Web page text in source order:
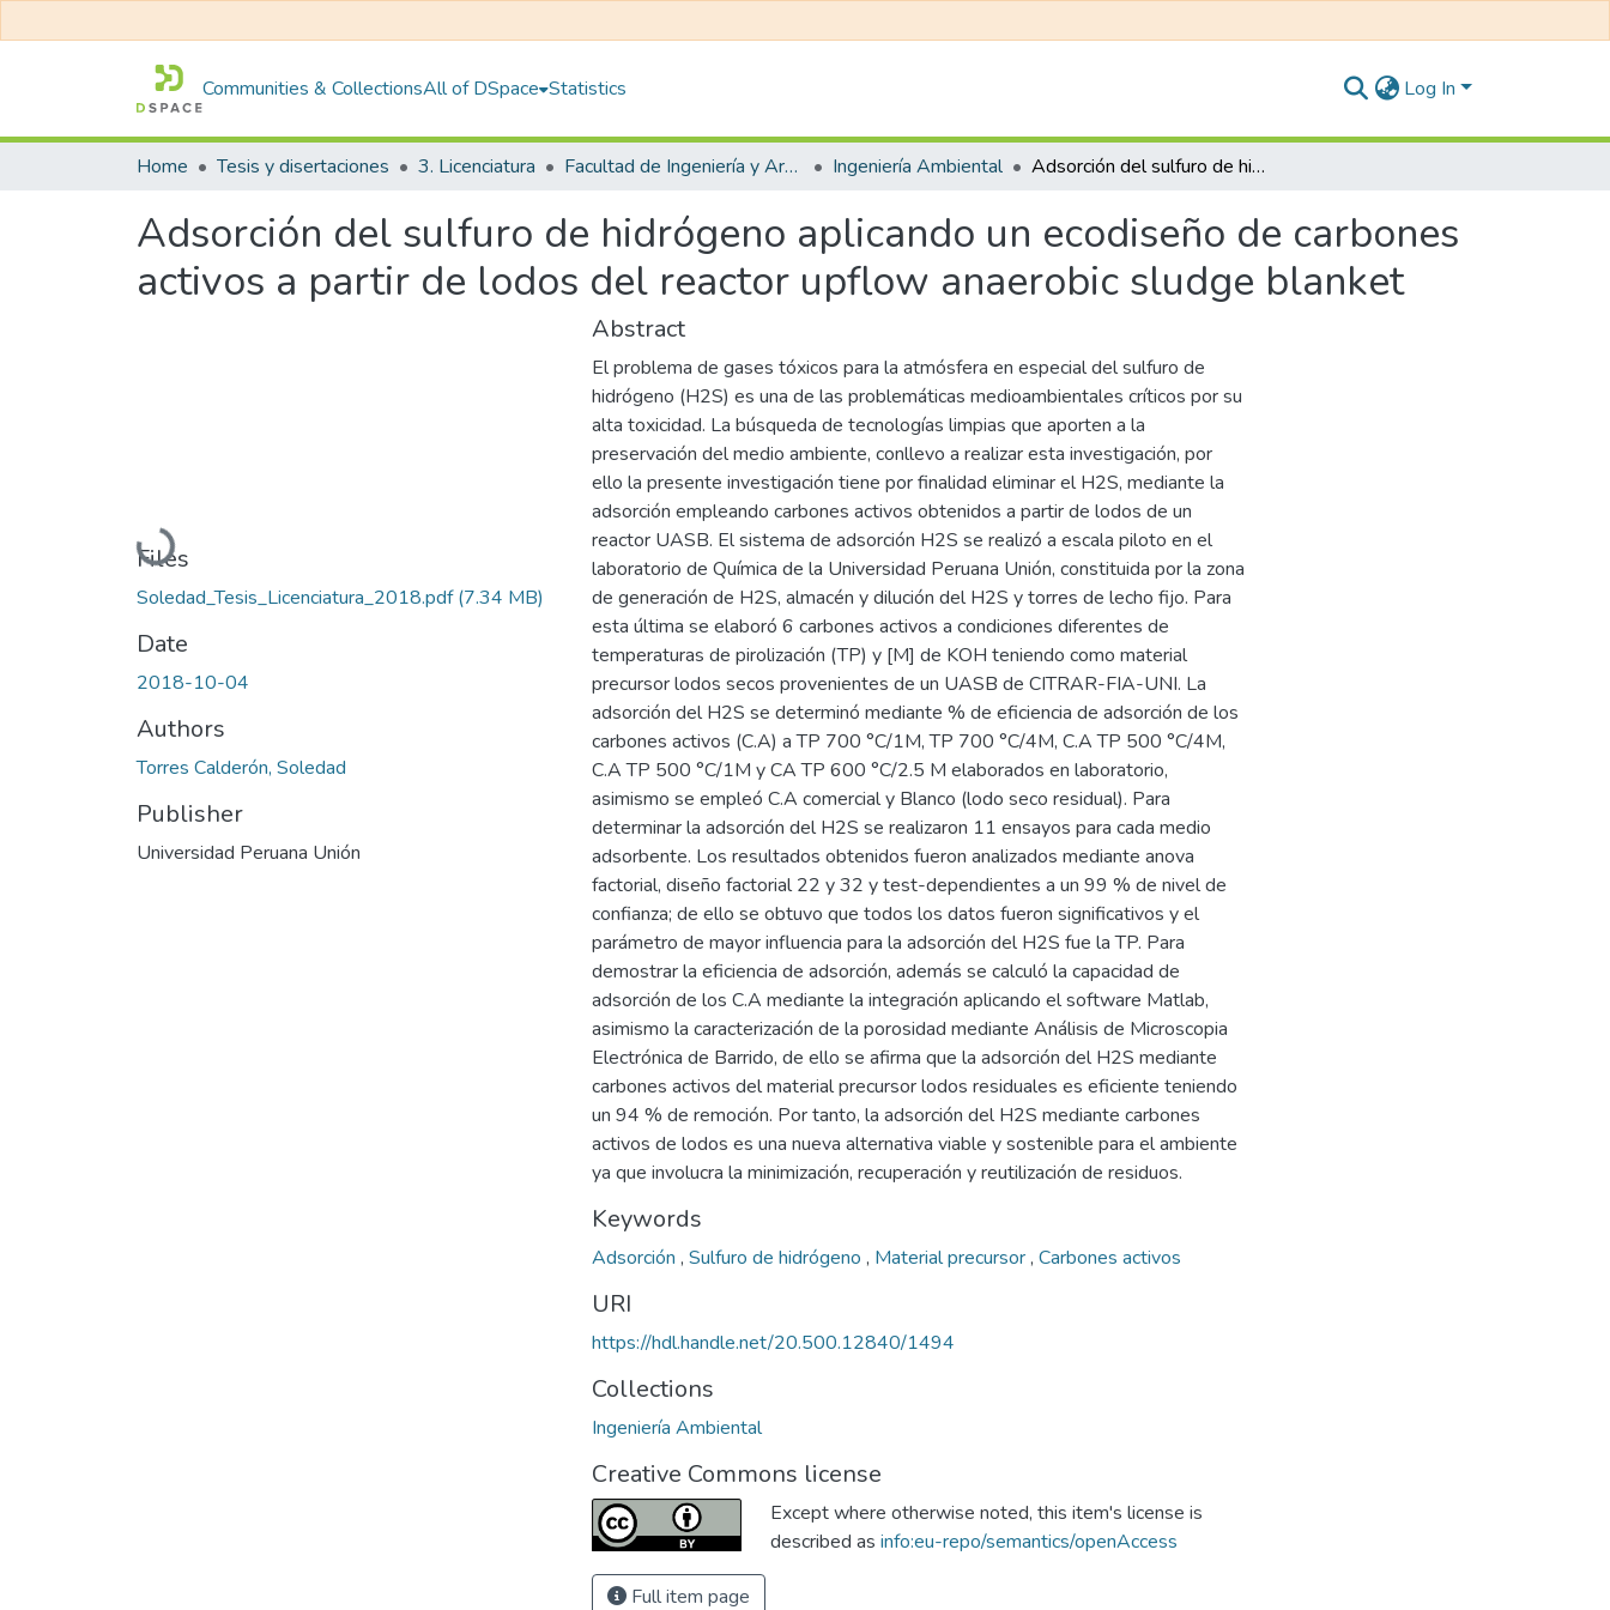
Communities & CollectionsAll of DSpace Statistics Log In
Home Tesis y disertaciones 3. Licenciatura Facultad de Ingeniería y Arquitectura Ingeniería Ambiental Adsorción del sulfuro de hidrógeno aplicando un ecodiseño de carbones activos a partir de lodos del reactor upflow anaerobic sludge blanket
Adsorción del sulfuro de hidrógeno aplicando un ecodiseño de carbones
activos a partir de lodos del reactor upflow anaerobic sludge blanket
Loading...
Files
Soledad_Tesis_Licenciatura_2018.pdf(7.34 MB)
Date
2018-10-04
Authors
Torres Calderón, Soledad
Publisher
Universidad Peruana Unión
Abstract
El problema de gases tóxicos para la atmósfera en especial del sulfuro de
hidrógeno (H2S) es una de las problemáticas medioambientales críticos por su
alta toxicidad. La búsqueda de tecnologías limpias que aporten a la
preservación del medio ambiente, conllevo a realizar esta investigación, por
ello la presente investigación tiene por finalidad eliminar el H2S, mediante la
adsorción empleando carbones activos obtenidos a partir de lodos de un
reactor UASB. El sistema de adsorción H2S se realizó a escala piloto en el
laboratorio de Química de la Universidad Peruana Unión, constituida por la zona
de generación de H2S, almacén y dilución del H2S y torres de lecho fijo. Para
esta última se elaboró 6 carbones activos a condiciones diferentes de
temperaturas de pirolización (TP) y [M] de KOH teniendo como material
precursor lodos secos provenientes de un UASB de CITRAR-FIA-UNI. La
adsorción del H2S se determinó mediante % de eficiencia de adsorción de los
carbones activos (C.A) a TP 700 °C/1M, TP 700 °C/4M, C.A TP 500 °C/4M,
C.A TP 500 °C/1M y CA TP 600 °C/2.5 M elaborados en laboratorio,
asimismo se empleó C.A comercial y Blanco (lodo seco residual). Para
determinar la adsorción del H2S se realizaron 11 ensayos para cada medio
adsorbente. Los resultados obtenidos fueron analizados mediante anova
factorial, diseño factorial 22 y 32 y test-dependientes a un 99 % de nivel de
confianza; de ello se obtuvo que todos los datos fueron significativos y el
parámetro de mayor influencia para la adsorción del H2S fue la TP. Para
demostrar la eficiencia de adsorción, además se calculó la capacidad de
adsorción de los C.A mediante la integración aplicando el software Matlab,
asimismo la caracterización de la porosidad mediante Análisis de Microscopia
Electrónica de Barrido, de ello se afirma que la adsorción del H2S mediante
carbones activos del material precursor lodos residuales es eficiente teniendo
un 94 % de remoción. Por tanto, la adsorción del H2S mediante carbones
activos de lodos es una nueva alternativa viable y sostenible para el ambiente
ya que involucra la minimización, recuperación y reutilización de residuos.
Keywords
Adsorción , Sulfuro de hidrógeno , Material precursor, Carbones activos
URI
https://hdl.handle.net/20.500.12840/1494
Collections
Ingeniería Ambiental
Creative Commons license
Except where otherwise noted, this item's license is
described as info:eu-repo/semantics/openAccess
Full item page